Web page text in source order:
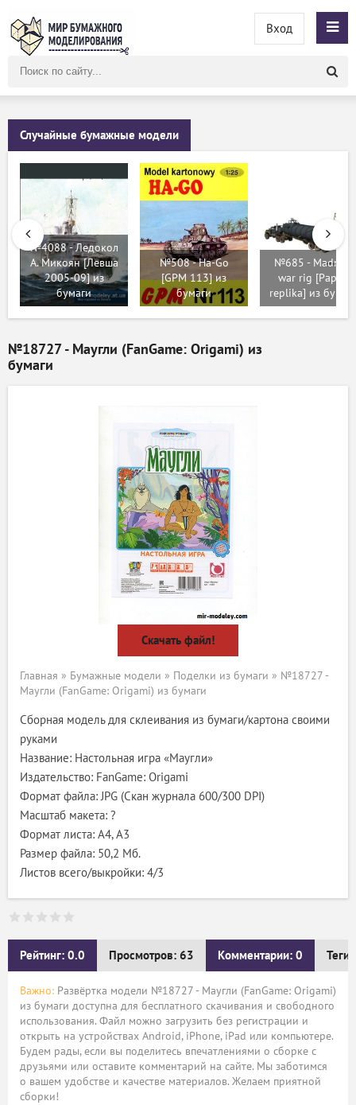
сайту
Вход
Случайные бумажные модели
№4088 - Ледокол
А. Микоян [Левша
2005-09] из
бумаги
№508 - Ha-Go
[GPM 113] из
бумаги
№685 - Madmax
war rig [Paper-
replika] из
№18727 - Маугли (FanGame: Origami) из
бумаги
Скачать файл!
Главная » Бумажные модели » Поделки из бумаги » №18727 -
Маугли (FanGame: Origami) из бумаги
Сборная модель для склеивания из бумаги/картона своими
руками
Название: Настольная игра «Маугли»
Издательство: FanGame: Origami
Формат файла: JPG (Скан журнала 600/300 DPI)
Масштаб макета: ?
Формат листа: А4, A3
Размер файла: 50,2 Мб.
Листов всего/выкройки: 4/3
Рейтинг: 0.0 Просмотров: 63 Комментарии: 0 Теги:
Важно: Развёртка модели №18727 - Маугли (FanGame: Origami)
из бумаги доступна для бесплатного скачивания и свободного
использования. Файл можно загрузить без регистрации и
открыть на устройствах Android, iPhone, iPad или компьютере.
Будем рады, если вы поделитесь впечатлениями о сборке с
друзьями или оставите комментарий на сайте. Мы заботимся
о вашем удобстве и качестве материалов. Желаем приятной
сборки!